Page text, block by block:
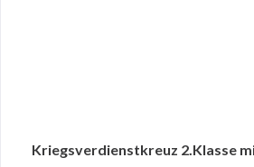
Kriegsverdienstkreuz 2.Klasse